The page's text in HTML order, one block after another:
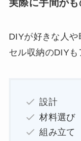
実際に手間が
DIYが好きな人
セル収納のDIYも
設計
材料選び
組み立て